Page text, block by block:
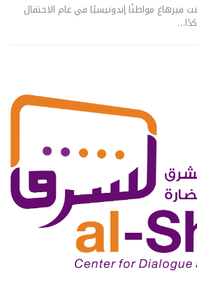
فيرهاغ مواطنًا إندونيسيًا في عام الاحتفال